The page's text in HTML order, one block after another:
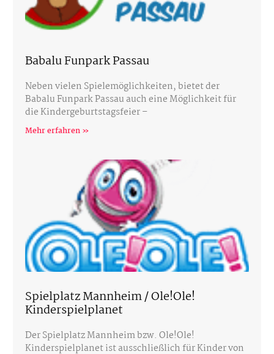
Babalu Funpark Passau
Neben vielen Spielemöglichkeiten, bietet der
Babalu Funpark Passau auch eine Möglichkeit für
die Kindergeburtstagsfeier –
Mehr erfahren »
Spielplatz Mannheim / Ole!Ole!
Kinderspielplanet
Der Spielplatz Mannheim bzw. Ole!Ole!
Kinderspielplanet ist ausschließlich für Kinder von